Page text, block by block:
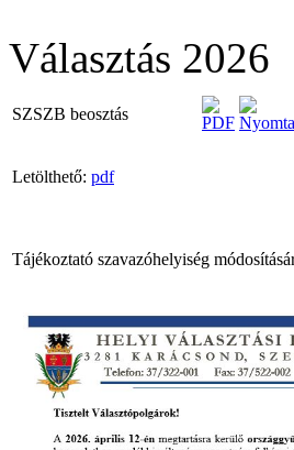
Választás 2026
SZSZB beosztás
Letölthető: pdf
Tájékoztató szavazóhelyiség